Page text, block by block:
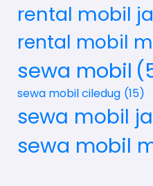
rental mobil
rental mobil
sewa mobil
sewa mobil ciledug (15)
sewa mobil
sewa mobil